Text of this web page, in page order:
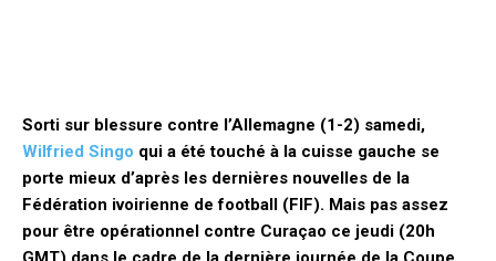
Sorti sur blessure contre l’Allemagne (1-2) samedi,
Wilfried Singo qui a été touché à la cuisse gauche se
porte mieux d’après les dernières nouvelles de la
Fédération ivoirienne de football (FIF). Mais pas assez
pour être opérationnel contre Curaçao ce jeudi (20h